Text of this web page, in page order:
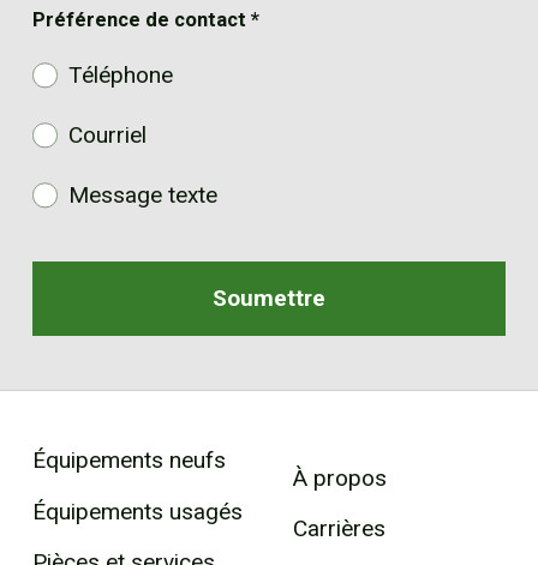
Préférence de contact *
Téléphone
Courriel
Message texte
Équipements neufs
Équipements usagés
À propos
Carrières